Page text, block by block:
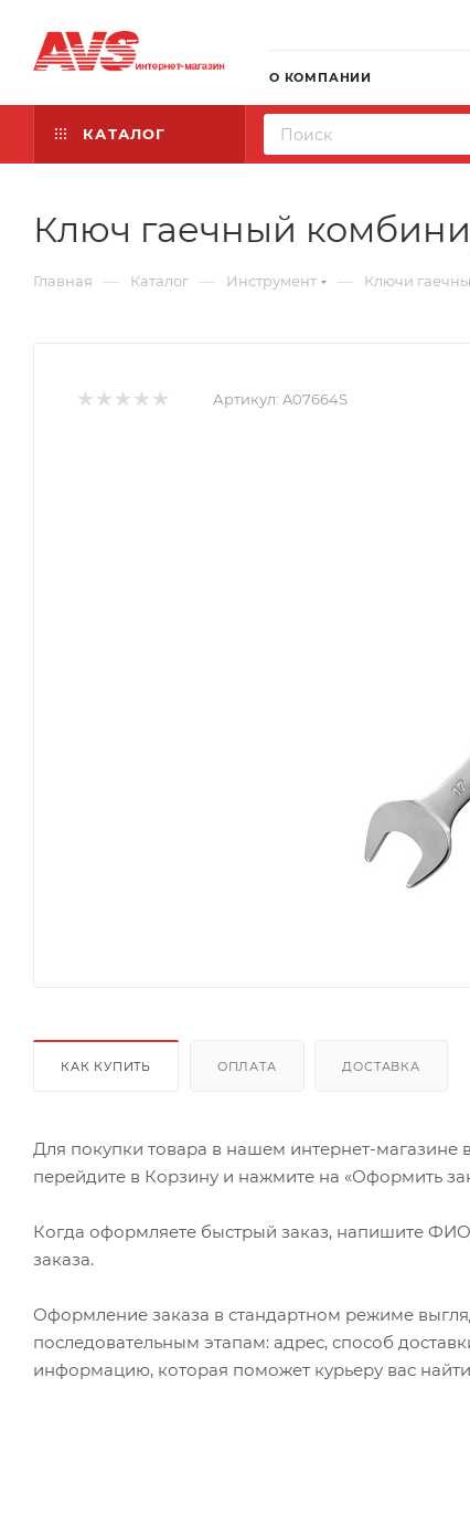
О КОМПАНИИ
КАТАЛОГ
Ключ гаечный
Главная — Каталог — Инструмент — Ключи
Артикул: A07664S
КАК КУПИТЬ ОПЛАТА ДОСТАВКА
Для покупки товара в нашем интернет-магазине
перейдите в Корзину и нажмите на «Оформить
Когда оформляете быстрый заказ, напишите
заказа.
Оформление заказа в стандартном режиме
последовательным этапам: адрес, способ
информацию, которая поможет курьеру вас